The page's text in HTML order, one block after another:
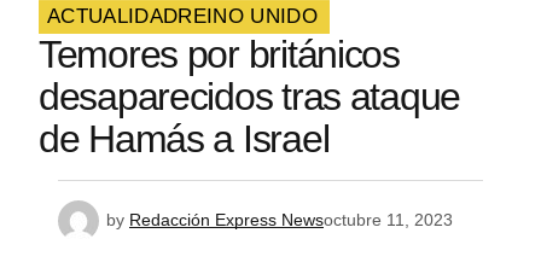
ACTUALIDADREINO UNIDO
Temores por británicos
desaparecidos tras ataque
de Hamás a Israel
by Redacción Express Newsoctubre 11, 2023